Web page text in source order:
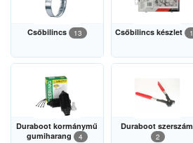
Csőbilincs 13 Csőbilincs készlet 1
Duraboot kormánymű
gumiharang
4
Duraboot szerszám
2